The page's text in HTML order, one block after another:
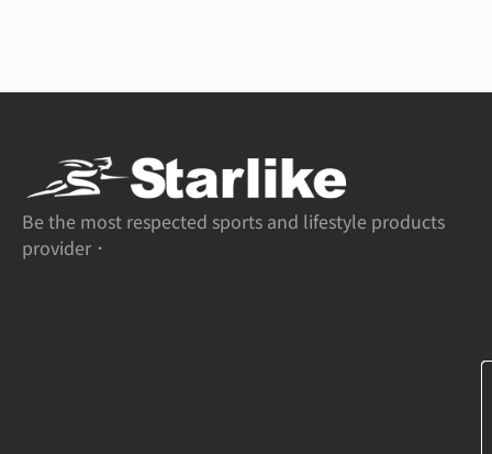
Be the most respected sports and lifestyle products
provider．